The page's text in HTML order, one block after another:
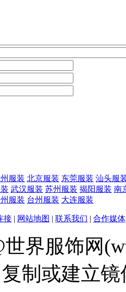
服装 北京服装 东莞服装 汕头服
武汉服装 苏州服装 揭阳服装 南
服装 台州服装 大连服装
接 | 网站地图 | 联系我们 | 合作媒体
世界服饰网
制或建立